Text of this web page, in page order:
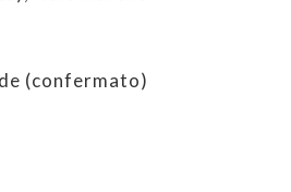
(confermato)